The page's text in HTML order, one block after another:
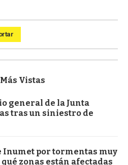
Vistas
general de la Junta
tras un siniestro de
Inumet por tormentas muy
zonas están afectadas